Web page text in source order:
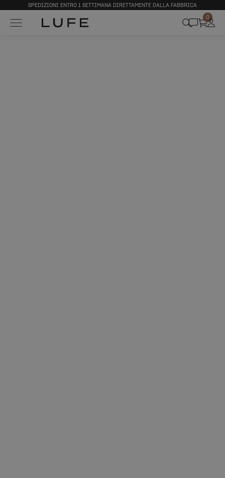
SPEDIZIONI ENTRO 1 SETTIMANA DIRETTAMENTE DALLA FABBRICA
0